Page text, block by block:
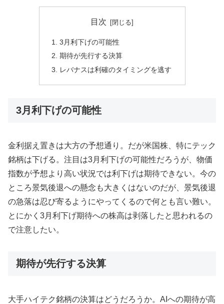
目次
3月利下げの可能性
期待が先行する決算
レバナスは利確のタイミングを逃す
3月利下げの可能性
金利据え置きは大方の予想通り。だが米国株、特にテック
銘柄は下げる。注目は3月利下げの可能性だろうが、物価
指数が予想より高い状況では利下げは期待できない。今の
ところ景気後退への懸念も大きくはないのだが、景気後退
の急落は忍び寄るようにやってくるので何とも言い難い。
とにかく3月利下げ期待への株高は剥落したと思われるの
で注意したい。
期待が先行する決算
大手ハイテク銘柄の決算はどうだろうか。AIへの期待が高